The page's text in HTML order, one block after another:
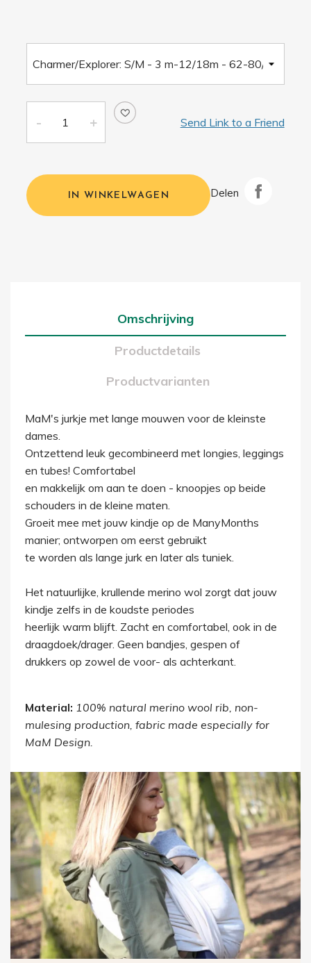
Send Link to a Friend
IN WINKELWAGEN Delen
Omschrijving
Productdetails
Productvarianten
MaM's jurkje met lange mouwen voor de kleinste
dames.
Ontzettend leuk gecombineerd met longies, leggings
en tubes! Comfortabel
en makkelijk om aan te doen - knoopjes op beide
schouders in de kleine maten.
Groeit mee met jouw kindje op de ManyMonths
manier; ontworpen om eerst gebruikt
te worden als lange jurk en later als tuniek.
Het natuurlijke, krullende merino wol zorgt dat jouw
kindje zelfs in de koudste periodes
heerlijk warm blijft. Zacht en comfortabel, ook in de
draagdoek/drager. Geen bandjes, gespen of
drukkers op zowel de voor- als achterkant.
Material: 100% natural merino wool rib, non-
mulesing production, fabric made especially for
MaM Design.